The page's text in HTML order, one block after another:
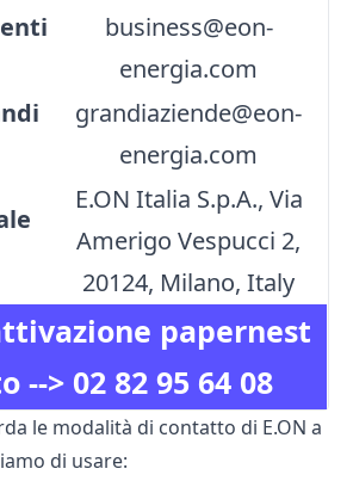
papernest
--> 02 82 95 64 08
business@eon-
energia.com
grandiaziende@eon-
energia.com
E.ON Italia S.p.A., Via
Amerigo Vespucci 2,
20124, Milano, Italy
le modalità di contatto di E.ON a
di usare: